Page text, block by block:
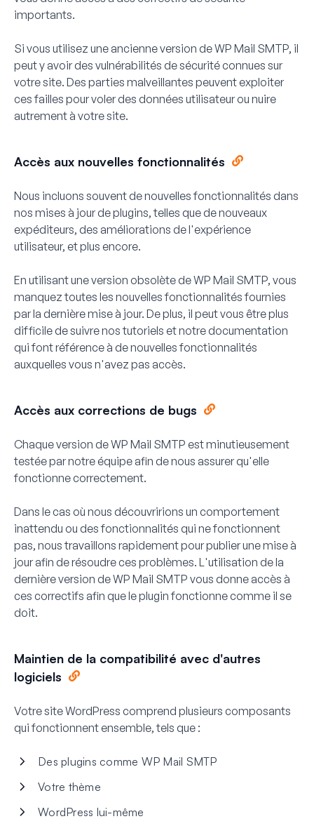
importants.
Si vous utilisez une ancienne version de WP Mail SMTP, il
peut y avoir des vulnérabilités de sécurité connues sur
votre site. Des parties malveillantes peuvent exploiter
ces failles pour voler des données utilisateur ou nuire
autrement à votre site.
Accès aux nouvelles fonctionnalités
Nous incluons souvent de nouvelles fonctionnalités dans
nos mises à jour de plugins, telles que de nouveaux
expéditeurs, des améliorations de l'expérience
utilisateur, et plus encore.
En utilisant une version obsolète de WP Mail SMTP, vous
manquez toutes les nouvelles fonctionnalités fournies
par la dernière mise à jour. De plus, il peut vous être plus
difficile de suivre nos tutoriels et notre documentation
qui font référence à de nouvelles fonctionnalités
auxquelles vous n'avez pas accès.
Accès aux corrections de bugs
Chaque version de WP Mail SMTP est minutieusement
testée par notre équipe afin de nous assurer qu'elle
fonctionne correctement.
Dans le cas où nous découvririons un comportement
inattendu ou des fonctionnalités qui ne fonctionnent
pas, nous travaillons rapidement pour publier une mise à
jour afin de résoudre ces problèmes. L'utilisation de la
dernière version de WP Mail SMTP vous donne accès à
ces correctifs afin que le plugin fonctionne comme il se
doit.
Maintien de la compatibilité avec d'autres
logiciels
Votre site WordPress comprend plusieurs composants
qui fonctionnent ensemble, tels que :
Des plugins comme WP Mail SMTP
Votre thème
WordPress lui-même